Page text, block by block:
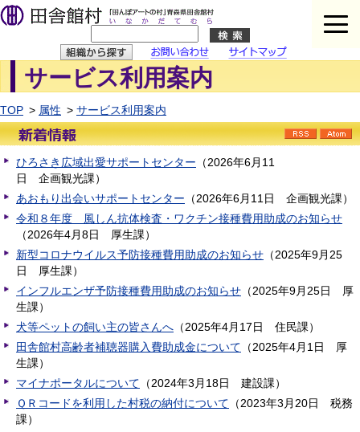
問い合わせ
サービス利用案内
TOP 属性
サービス利用案内
RSS
ひろさき広域出愛サポートセンター （2026年6月11
日
企画観光課）
あおもり出会いサポートセンター （2026年6月11日 企画観光課）
令和８年度 風しん抗体検査・ワクチン接種費用助成のお知らせ
（2026年4月8日 厚生課）
新型コロナウイルス予防接種費用助成のお知らせ （2025年9月25
日
厚生課）
インフルエンザ予防接種費用助成のお知らせ （2025年9月25日
厚
生課）
犬等ペットの飼い主の皆さんへ （2025年4月17日 住民課）
田舎館村高齢者補聴器購入費助成金について （2025年4月1日
厚
生課）
マイナポータルについて （2024年3月18日 建設課）
ＱＲコードを利用した村税の納付について （2023年3月20日
税務
課）